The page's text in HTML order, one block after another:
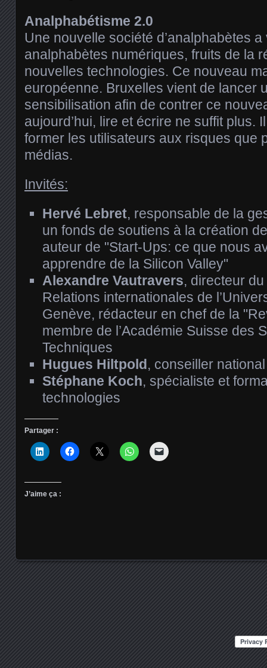
Analphabétisme 2.0
Une nouvelle société d’analphabètes
analphabètes numériques, fruits de la
nouvelles technologies. Ce nouveau
européenne. Bruxelles vient de lancer
sensibilisation afin de contrer ce
aujourd’hui, lire et écrire ne suffit plus.
former les utilisateurs aux risques que
médias.
Invités:
Hervé Lebret, responsable de la
un fonds de soutiens à la création
auteur de "Start-Ups: ce que nous
apprendre de la Silicon Valley"
Alexandre Vautravers, directeur
Relations internationales de
Genève, rédacteur en chef de la
membre de l’Académie Suisse des
Techniques
Hugues Hiltpold, conseiller
Stéphane Koch, spécialiste et
technologies
Partager :
J’aime ça :